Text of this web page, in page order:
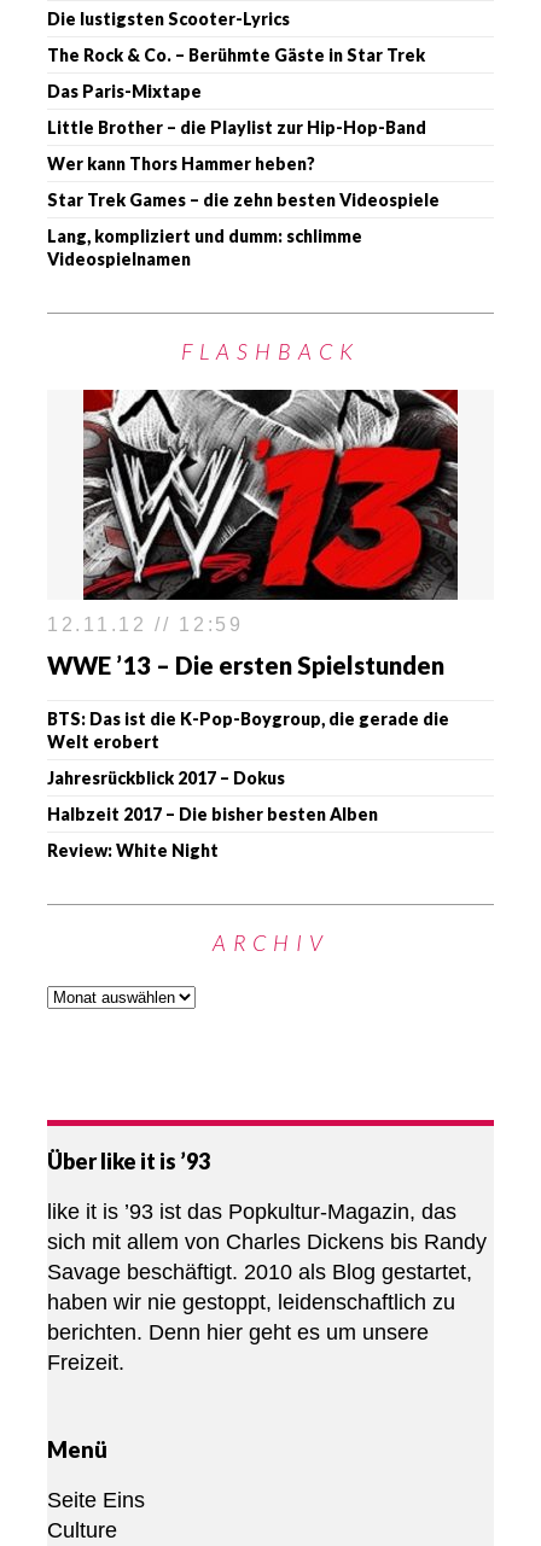
Die lustigsten Scooter-Lyrics
The Rock & Co. – Berühmte Gäste in Star Trek
Das Paris-Mixtape
Little Brother – die Playlist zur Hip-Hop-Band
Wer kann Thors Hammer heben?
Star Trek Games – die zehn besten Videospiele
Lang, kompliziert und dumm: schlimme
Videospielnamen
FLASHBACK
12.11.12 // 12:59
WWE ’13 – Die ersten Spielstunden
BTS: Das ist die K-Pop-Boygroup, die gerade die
Welt erobert
Jahresrückblick 2017 – Dokus
Halbzeit 2017 – Die bisher besten Alben
Review: White Night
ARCHIV
Über like it is ’93
like it is ’93 ist das Popkultur-Magazin, das
sich mit allem von Charles Dickens bis Randy
Savage beschäftigt. 2010 als Blog gestartet,
haben wir nie gestoppt, leidenschaftlich zu
berichten. Denn hier geht es um unsere
Freizeit.
Menü
Seite Eins
Culture